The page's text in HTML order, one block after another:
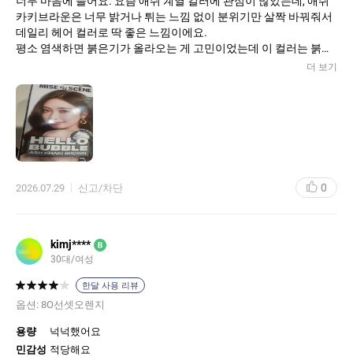
카키브라운은 너무 밝거나 튀는 느낌 없이 분위기만 살짝 바꿔줘서
데일리 헤어 컬러로 딱 좋은 느낌이에요.
평소 염색하면 붉은기가 올라오는 게 고민이었는데 이 컬러는 붉은
기를 자연스럽게 잡아줘서 훨씬 차분하고 세련돼 보여요. 실내에서
보여서 머리색이 진짜 예쁘게 표현됩니다. 너무 꾸민 느낌은 아닌데
은근히 분위기 있어 보여서 만족스러워요.
사용법도 생각보다 간단했어요. 버블 타입이라 염색약을 섞고 거품
을 내서 머리에 바르면 되는데, 크림 타입보다 골고루 바르기 편하고
바르기 어렵지 않았고, 시간 맞춰 기다린 뒤 씻어내면 끝이라 집에서
나서 더 마음에 들었어요. 컬러가 예쁘게 입혀지니까 헤어스타일이
전체적으로 깔끔해 보이고, 평소 입는 옷도 더 잘 어울리는 느낌이
들더라고요.
특히 너무 밝은 컬러는 부담스럽고, 그렇다고 평범한 갈색은 아쉬운
이 있어서 요즘 감성에 잘 맞는 컬러라고 생각합니다.
더 보기
2026.07.29 신고/차단 0
kimj**** B
30대/여성
한달 사용 리뷰
옵션: 8O선셋오렌지
용량
넉넉했어요
민감성 적당해요